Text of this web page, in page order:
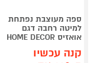
ספה מעוצבת נפתחת
למיטה רחבה דגם
אואזיס HOME DECOR
קנה עכשיו